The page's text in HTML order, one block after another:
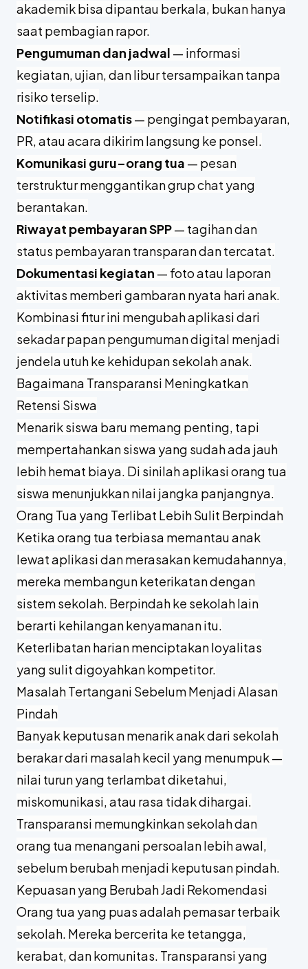
akademik bisa dipantau berkala, bukan hanya
saat pembagian rapor.
Pengumuman dan jadwal — informasi
kegiatan, ujian, dan libur tersampaikan tanpa
risiko terselip.
Notifikasi otomatis— pengingat pembayaran,
PR, atau acara dikirim langsung ke ponsel.
Komunikasi guru–orang tua — pesan
terstruktur menggantikan grup chat yang
berantakan.
Riwayat pembayaran SPP— tagihan dan
status pembayaran transparan dan tercatat.
Dokumentasi kegiatan — foto atau laporan
aktivitas memberi gambaran nyata hari anak.
Kombinasi fitur ini mengubah aplikasi dari
sekadar papan pengumuman digital menjadi
jendela utuh ke kehidupan sekolah anak.
Bagaimana Transparansi Meningkatkan
Retensi Siswa
Menarik siswa baru memang penting, tapi
mempertahankan siswa yang sudah ada jauh
lebih hemat biaya. Di sinilah aplikasi orang tua
siswa menunjukkan nilai jangka panjangnya.
Orang Tua yang Terlibat Lebih Sulit Berpindah
Ketika orang tua terbiasa memantau anak
lewat aplikasi dan merasakan kemudahannya,
mereka membangun keterikatan dengan
sistem sekolah. Berpindah ke sekolah lain
berarti kehilangan kenyamanan itu.
Keterlibatan harian menciptakan loyalitas
yang sulit digoyahkan kompetitor.
Masalah Tertangani Sebelum Menjadi Alasan
Pindah
Banyak keputusan menarik anak dari sekolah
berakar dari masalah kecil yang menumpuk —
nilai turun yang terlambat diketahui,
miskomunikasi, atau rasa tidak dihargai.
Transparansi memungkinkan sekolah dan
orang tua menangani persoalan lebih awal,
sebelum berubah menjadi keputusan pindah.
Kepuasan yang Berubah Jadi Rekomendasi
Orang tua yang puas adalah pemasar terbaik
sekolah. Mereka bercerita ke tetangga,
kerabat, dan komunitas. Transparansi yang